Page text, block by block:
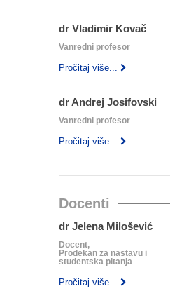
dr Vladimir Kovač
Vanredni profesor
Pročitaj više...
dr Andrej Josifovski
Vanredni profesor
Pročitaj više...
Docenti
dr Jelena Milošević
Docent,
Prodekan za nastavu i
studentska pitanja
Pročitaj više...